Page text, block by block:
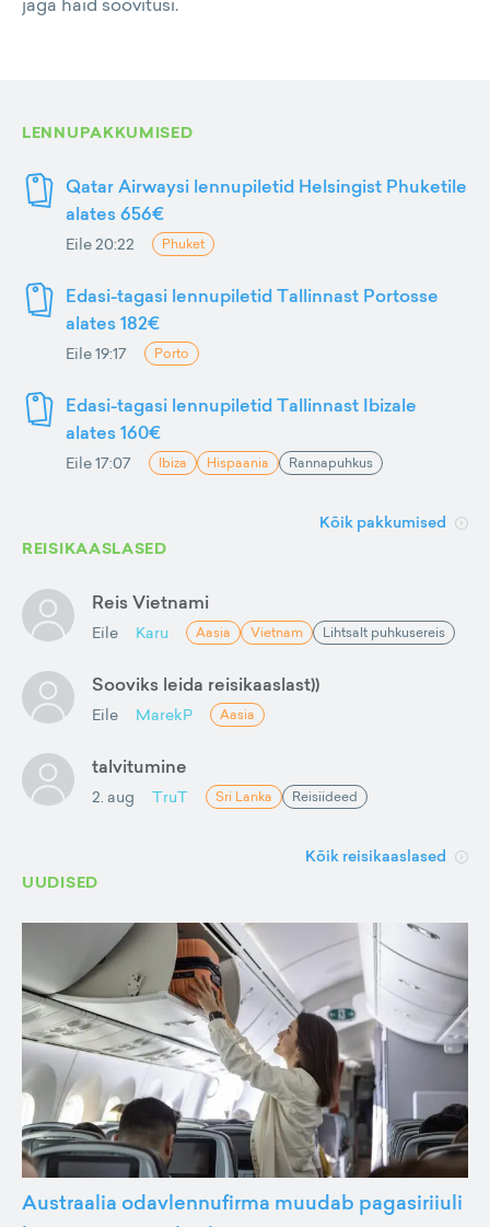
LENNUPAKKUMISED
Qatar Airwaysi lennupiletid Helsingist Phuketile
alates 656€
Eile 20:22 Phuket
Edasi-tagasi lennupiletid Tallinnast Portosse
alates 182€
Eile 19:17 Porto
Edasi-tagasi lennupiletid Tallinnast Ibizale
alates 160€
Eile 17:07 Ibiza Hispaania Rannapuhkus
Kõik pakkumised
REISIKAASLASED
Reis Vietnami
Eile Karu Aasia Vietnam Lihtsalt puhkusereis
Sooviks leida reisikaaslast))
Eile MarekP Aasia
talvitumine
2. aug TruT Sri Lanka Reisiideed
Kõik reisikaaslased
UUDISED
Austraalia odavlennufirma muudab pagasiriiuli